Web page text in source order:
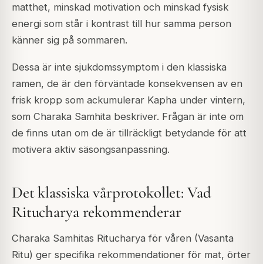
matthet, minskad motivation och minskad fysisk
energi som står i kontrast till hur samma person
känner sig på sommaren.
Dessa är inte sjukdomssymptom i den klassiska
ramen, de är den förväntade konsekvensen av en
frisk kropp som ackumulerar Kapha under vintern,
som Charaka Samhita beskriver. Frågan är inte om
de finns utan om de är tillräckligt betydande för att
motivera aktiv säsongsanpassning.
Det klassiska vårprotokollet: Vad
Ritucharya rekommenderar
Charaka Samhitas Ritucharya för våren (Vasanta
Ritu) ger specifika rekommendationer för mat, örter